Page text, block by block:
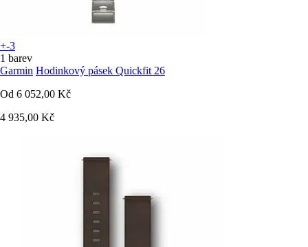
+-3
1 barev
Garmin Hodinkový pásek Quickfit 26
Od 6 052,00 Kč
4 935,00 Kč